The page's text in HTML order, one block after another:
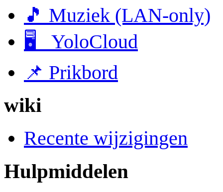
🎵 Muziek (LAN-only)
🖥 YoloCloud
📌 Prikbord
wiki
Recente wijzigingen
Hulpmiddelen